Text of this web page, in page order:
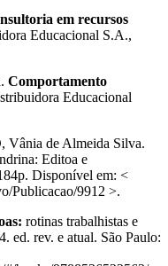
em recursos
Educacional S.A.,
Comportamento
Educacional
Vânia de Almeida Silva.
Editoa e
Disponível em: <
Publicacao/9912 >.
rotinas trabalhistas e
ed. rev. e atual. São Paulo: